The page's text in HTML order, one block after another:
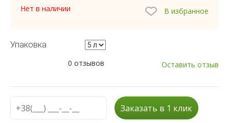
Нет в наличии В избранное
Упаковка
0 отзывов
Оставить отзыв
Заказать в 1 клик